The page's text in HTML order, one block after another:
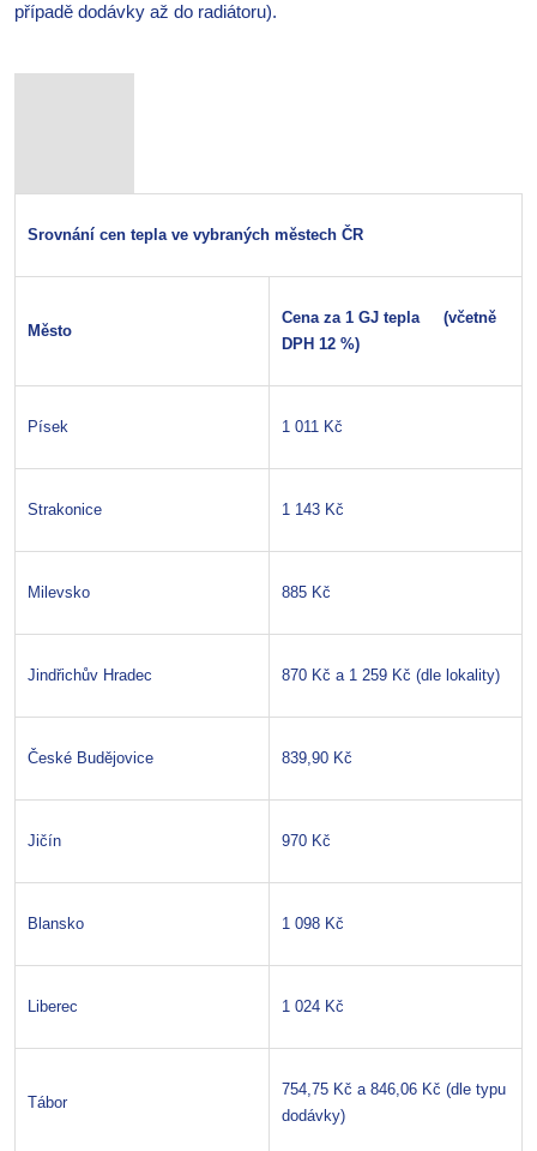
případě dodávky až do radiátoru).
Srovnání cen tepla ve vybraných městech ČR
Město
Cena za 1 GJ tepla (včetně
DPH 12 %)
Písek 1 011 Kč
Strakonice 1 143 Kč
Milevsko 885 Kč
Jindřichův Hradec 870 Kč a 1 259 Kč (dle lokality)
České Budějovice 839,90 Kč
Jičín 970 Kč
Blansko 1 098 Kč
Liberec 1 024 Kč
Tábor
754,75 Kč a 846,06 Kč (dle typu
dodávky)